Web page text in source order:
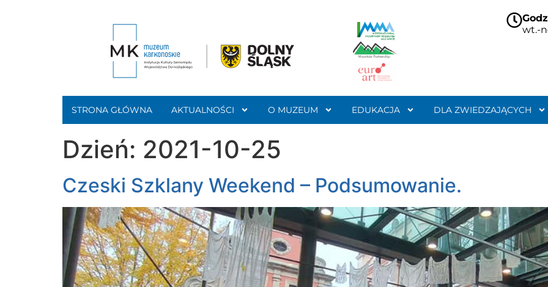
wt.-
STRONA GŁÓWNA AKTUALNOŚCI O MUZEUM EDUKACJA DLA ZWIEDZAJĄCYCH
Dzień: 2021-10-25
Czeski Szklany Weekend – Podsumowanie.